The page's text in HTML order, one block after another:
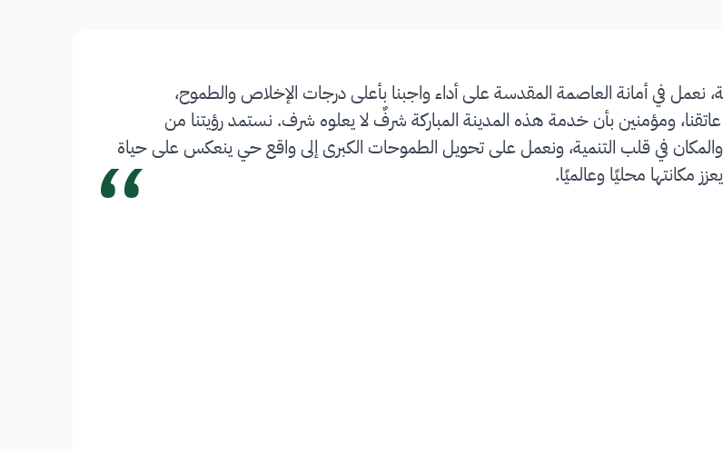
نعمل في أمانة العاصمة المقدسة على أداء واجبنا بأعلى درجات الإخلاص والطموح،
ومؤمنين بأن خدمة هذه المدينة المباركة شرفٌ لا يعلوه شرف. نستمد رؤيتنا من
التي وضعت الإنسان والمكان في قلب التنمية، ونعمل على تحويل الطموحات الكبرى إلى واقع حي ينعكس على حياة
مكانتها محليًا وعالميًا.
“